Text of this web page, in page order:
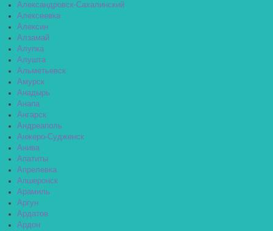
Александровск-Сахалинский
Алексеевка
Алексин
Алзамай
Алупка
Алушта
Альметьевск
Амурск
Анадырь
Анапа
Ангарск
Андреаполь
Анжеро-Судженск
Анива
Апатиты
Апрелевка
Апшеронск
Арамиль
Аргун
Ардатов
Ардон